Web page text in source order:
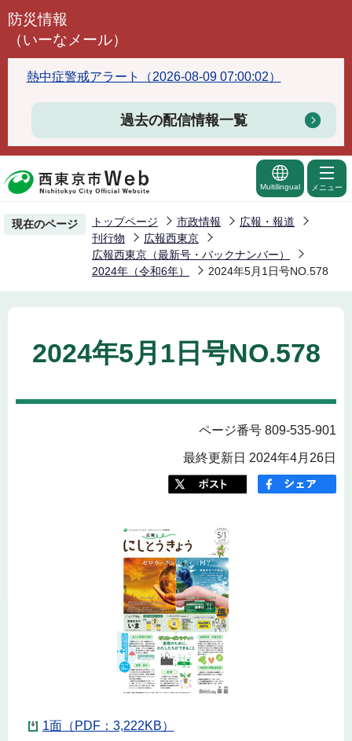
こ
頭
で
防災情報
（いーなメール）
熱中症警戒アラート（2026-08-09 07:00:02）
過去の配信情報一覧
Multilingual メニュー
現在のページ トップページ 市政情報
広報・報道
刊行物
広報西東京
広報西東京（最新号・バックナンバー）
2024年（令和6年）
2024年5月1日号NO.578
2024年5月1日号NO.578
ページ番号 809-535-901
最終更新日 2024年4月26日
1面（PDF：3,222KB）